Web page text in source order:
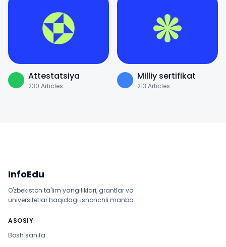
Attestatsiya
230 Articles
Milliy sertifikat
213 Articles
InfoEdu
O'zbekiston ta'lim yangiliklari, grantlar va
universitetlar haqidagi ishonchli manba.
ASOSIY
Bosh sahifa